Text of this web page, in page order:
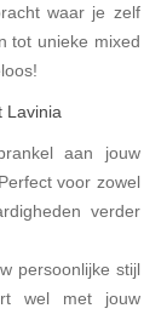
waar je zelf
tot unieke mixed
Lavinia
aan jouw
voor zowel
verder
persoonlijke stijl
wel met jouw